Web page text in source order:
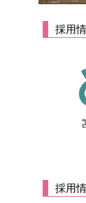
採用
採用